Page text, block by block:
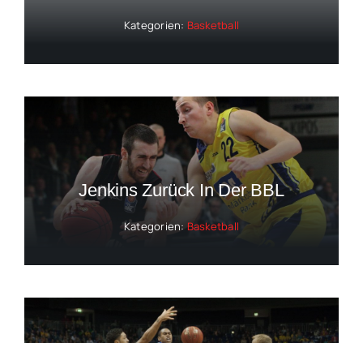
Kategorien: Basketball
Jenkins Zurück In Der BBL
Kategorien:Basketball